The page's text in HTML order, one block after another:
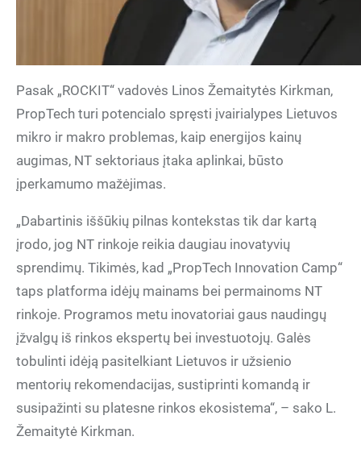
Pasak „ROCKIT“ vadovės Linos Žemaitytės Kirkman,
PropTech turi potencialo spręsti įvairialypes Lietuvos
mikro ir makro problemas, kaip energijos kainų
augimas, NT sektoriaus įtaka aplinkai, būsto
įperkamumo mažėjimas.
„Dabartinis iššūkių pilnas kontekstas tik dar kartą
įrodo, jog NT rinkoje reikia daugiau inovatyvių
sprendimų. Tikimės, kad „PropTech Innovation Camp“
taps platforma idėjų mainams bei permainoms NT
rinkoje. Programos metu inovatoriai gaus naudingų
įžvalgų iš rinkos ekspertų bei investuotojų. Galės
tobulinti idėją pasitelkiant Lietuvos ir užsienio
mentorių rekomendacijas, sustiprinti komandą ir
susipažinti su platesne rinkos ekosistema“, – sako L.
Žemaitytė Kirkman.